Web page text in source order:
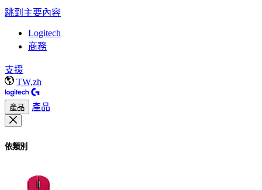
跳到主要內容
Logitech
商務
支援
TW,zh
產品 產品
依類別